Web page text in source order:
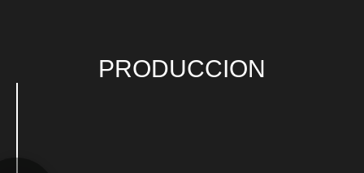
PRODUCCION